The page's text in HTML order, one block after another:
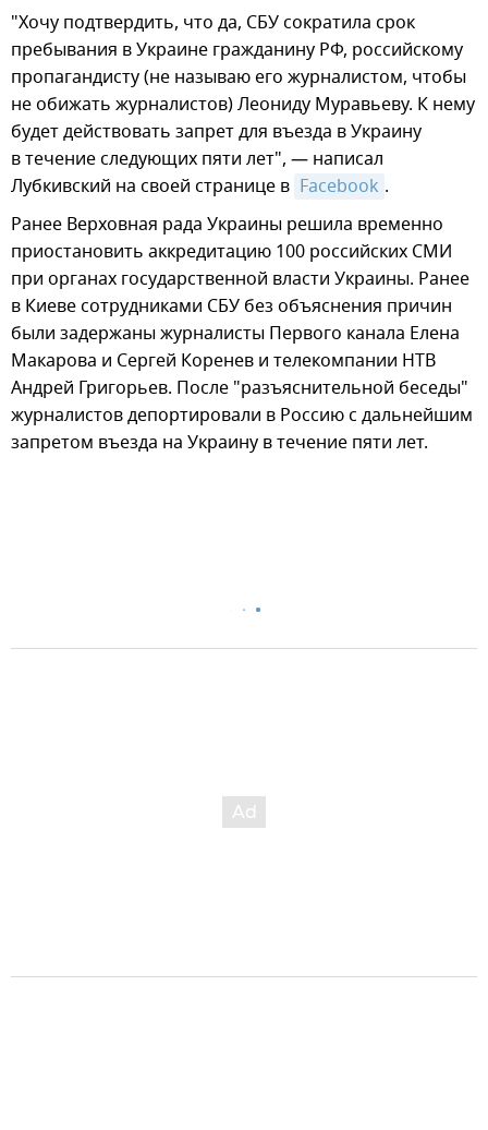
"Хочу подтвердить, что да, СБУ сократила срок
пребывания в Украине гражданину РФ, российскому
пропагандисту (не называю его журналистом, чтобы
не обижать журналистов) Леониду Муравьеву. К нему
будет действовать запрет для въезда в Украину
в течение следующих пяти лет", — написал
Лубкивский на своей странице в Facebook .
Ранее Верховная рада Украины решила временно
приостановить аккредитацию 100 российских СМИ
при органах государственной власти Украины. Ранее
в Киеве сотрудниками СБУ без объяснения причин
были задержаны журналисты Первого канала Елена
Макарова и Сергей Коренев и телекомпании НТВ
Андрей Григорьев. После "разъяснительной беседы"
журналистов депортировали в Россию с дальнейшим
запретом въезда на Украину в течение пяти лет.